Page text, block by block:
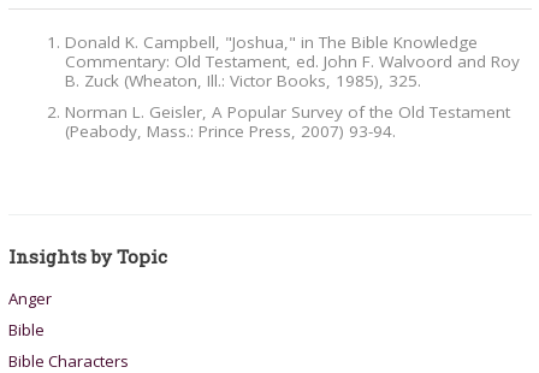
Donald K. Campbell, "Joshua," in The Bible Knowledge
Commentary: Old Testament, ed. John F. Walvoord and Roy
B. Zuck (Wheaton, Ill.: Victor Books, 1985), 325.
Norman L. Geisler, A Popular Survey of the Old Testament
(Peabody, Mass.: Prince Press, 2007) 93-94.
Insights by Topic
Anger
Bible
Bible Characters